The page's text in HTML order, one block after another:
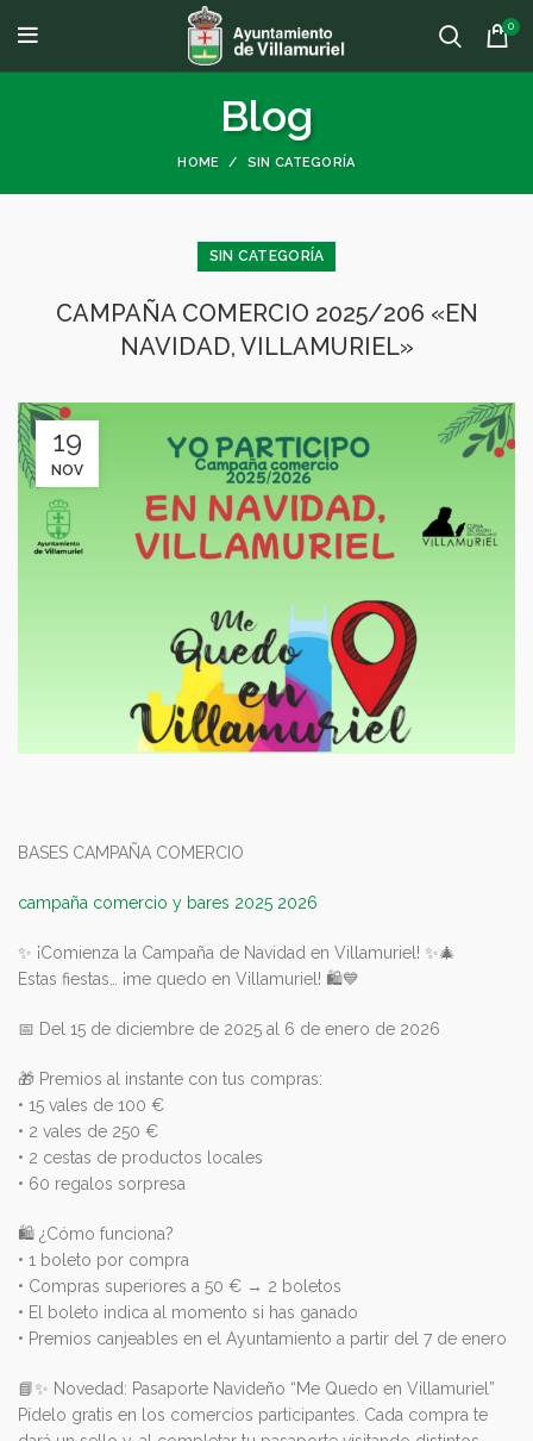
0
Blog
HOME SIN CATEGORÍA
SIN CATEGORÍA
CAMPAÑA COMERCIO 2025/206 «EN
NAVIDAD, VILLAMURIEL»
19
NOV
BASES CAMPAÑA COMERCIO
campaña comercio y bares 2025 2026
✨ ¡Comienza la Campaña de Navidad en Villamuriel! ✨🎄
Estas fiestas… ¡me quedo en Villamuriel! 🛍️💙
📅 Del 15 de diciembre de 2025 al 6 de enero de 2026
🎁 Premios al instante con tus compras:
• 15 vales de 100 €
• 2 vales de 250 €
• 2 cestas de productos locales
• 60 regalos sorpresa
🛍️ ¿Cómo funciona?
• 1 boleto por compra
• Compras superiores a 50 € → 2 boletos
• El boleto indica al momento si has ganado
• Premios canjeables en el Ayuntamiento a partir del 7 de enero
📘✨ Novedad: Pasaporte Navideño “Me Quedo en Villamuriel”
Pídelo gratis en los comercios participantes. Cada compra te